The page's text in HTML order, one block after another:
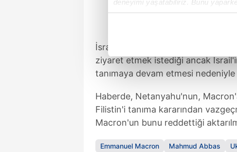
deneyimi yaşatabiliriz. Bunu
içerikleri sunabilmek adına
Sizlere daha iyi bir hizmet
amacıyla kullanılmaktadır. Diğer
reklam/pazarlama faaliyetlerinin
Çerezlere ilişkin tercihlerinizi
butonuna tıklayabilir,Çerez
İsrail devlet televizyonu KAN'ın
ziyaret etmek istediği ancak
tanımaya devam etmesi
Haberde, Netanyahu'nun,
Filistin'i tanıma kararından
Macron'un bunu reddettiği
Emmanuel Macron Mahmud Abbas